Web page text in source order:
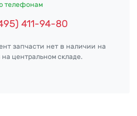
телефонам
411-94-80
запчасти нет в наличии на
центральном складе.